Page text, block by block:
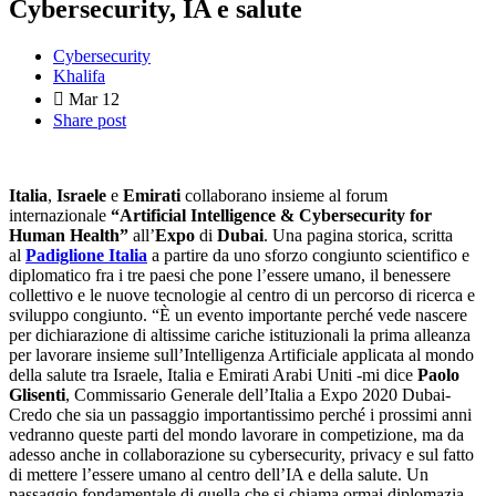
Cybersecurity, IA e salute
Cybersecurity
Khalifa
Mar 12
Share post
Italia, Israele e Emirati collaborano insieme al forum
internazionale “Artificial Intelligence & Cybersecurity for
Human Health” all’Expo di Dubai. Una pagina storica, scritta
al Padiglione Italia a partire da uno sforzo congiunto scientifico e
diplomatico fra i tre paesi che pone l’essere umano, il benessere
collettivo e le nuove tecnologie al centro di un percorso di ricerca e
sviluppo congiunto. “È un evento importante perché vede nascere
per dichiarazione di altissime cariche istituzionali la prima alleanza
per lavorare insieme sull’Intelligenza Artificiale applicata al mondo
della salute tra Israele, Italia e Emirati Arabi Uniti -mi dice Paolo
Glisenti, Commissario Generale dell’Italia a Expo 2020 Dubai-
Credo che sia un passaggio importantissimo perché i prossimi anni
vedranno queste parti del mondo lavorare in competizione, ma da
adesso anche in collaborazione su cybersecurity, privacy e sul fatto
di mettere l’essere umano al centro dell’IA e della salute. Un